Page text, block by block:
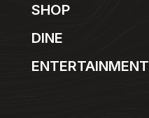
SHOP
DINE
ENTERTAINMENT